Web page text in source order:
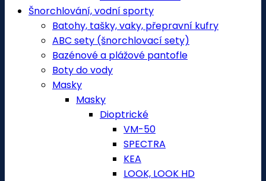
Šnorchlování, vodní sporty
Batohy, tašky, vaky, přepravní kufry
ABC sety (šnorchlovací sety)
Bazénové a plážové pantofle
Boty do vody
Masky
Masky
Dioptrické
VM-50
SPECTRA
KEA
LOOK, LOOK HD